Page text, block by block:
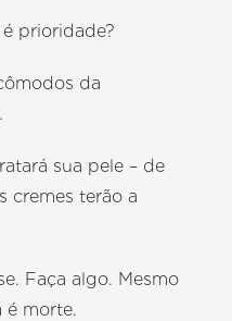
prioridade?
da
sua pele – de
cremes terão a
Faça algo. Mesmo
é morte.